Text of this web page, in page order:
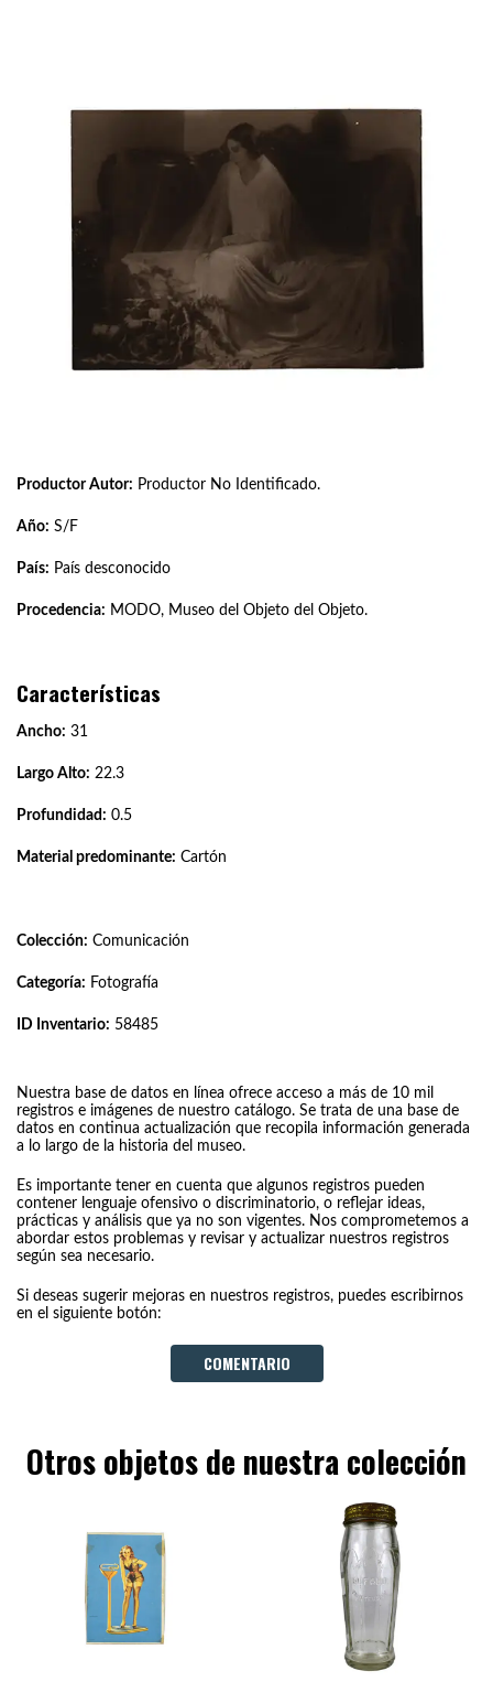
Productor Autor: Productor No Identificado.
Año: S/F
País: País desconocido
Procedencia: MODO, Museo del Objeto del Objeto.
Características
Ancho: 31
Largo Alto: 22.3
Profundidad: 0.5
Material predominante: Cartón
Colección: Comunicación
Categoría: Fotografía
ID Inventario: 58485
Nuestra base de datos en línea ofrece acceso a más de 10 mil
registros e imágenes de nuestro catálogo. Se trata de una base de
datos en continua actualización que recopila información generada
a lo largo de la historia del museo.
Es importante tener en cuenta que algunos registros pueden
contener lenguaje ofensivo o discriminatorio, o reflejar ideas,
prácticas y análisis que ya no son vigentes. Nos comprometemos a
abordar estos problemas y revisar y actualizar nuestros registros
según sea necesario.
Si deseas sugerir mejoras en nuestros registros, puedes escribirnos
en el siguiente botón:
COMENTARIO
Otros objetos de nuestra colección